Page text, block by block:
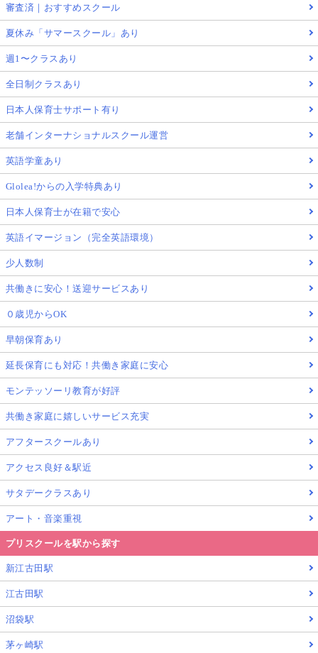
審査済｜おすすめスクール
夏休み「サマースクール」あり
週1〜クラスあり
全日制クラスあり
日本人保育士サポート有り
老舗インターナショナルスクール運営
英語学童あり
Glolea!からの入学特典あり
日本人保育士が在籍で安心
英語イマージョン（完全英語環境）
少人数制
共働きに安心！送迎サービスあり
０歳児からOK
早朝保育あり
延長保育にも対応！共働き家庭に安心
モンテッソーリ教育が好評
共働き家庭に嬉しいサービス充実
アフタースクールあり
アクセス良好＆駅近
サタデークラスあり
アート・音楽重視
プリスクールを駅から探す
新江古田駅
江古田駅
沼袋駅
茅ヶ崎駅